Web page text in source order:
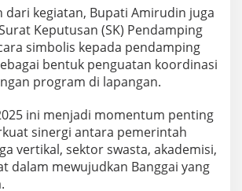
dari kegiatan, Bupati Amirudin juga
Keputusan (SK) Pendamping
simbolis kepada pendamping
bentuk penguatan koordinasi
program di lapangan.
ini menjadi momentum penting
sinergi antara pemerintah
vertikal, sektor swasta, akademisi,
dalam mewujudkan Banggai yang